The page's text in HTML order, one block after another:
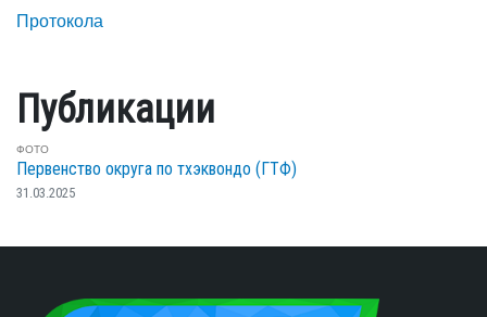
Протокола
Публикации
ФОТО
Первенство округа по тхэквондо (ГТФ)
31.03.2025